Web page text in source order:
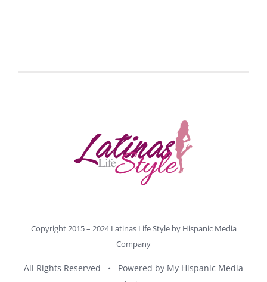
Copyright 2015 – 2024 Latinas Life Style by Hispanic Media
Company
All Rights Reserved • Powered by My Hispanic Media